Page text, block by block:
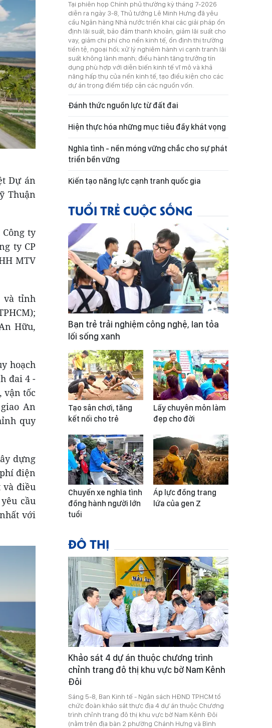
Dự án
Thuận
ty
ty CP
MTV
và tỉnh
Hữu,
hoạch
đai 4 -
vận tốc
An
quy
dựng
điện
và điều
cầu
với
Tại phiên họp Chính phủ thường kỳ tháng 7-2026
diễn ra ngày 3-8, Thủ tướng Lê Minh Hưng đã yêu
cầu Ngân hàng Nhà nước triển khai các giải pháp ổn
định lãi suất, bảo đảm thanh khoản, giảm lãi suất cho
vay, giảm chi phí cho nền kinh tế, ổn định thị trường
tiền tệ, ngoại hối; xử lý nghiêm hành vi cạnh tranh lãi
suất không lành mạnh; điều hành tăng trưởng tín
dụng phù hợp với diễn biến kinh tế vĩ mô và khả
năng hấp thụ của nền kinh tế, tạo điều kiện cho các
dự án trọng điểm tiếp cận các nguồn vốn.
Đánh thức nguồn lực từ đất đai
Hiện thực hóa những mục tiêu đầy khát vọng
Nghĩa tình - nền móng vững chắc cho sự phát
triển bền vững
Kiến tạo năng lực cạnh tranh quốc gia
TUỔI TRẺ CUỘC SỐNG
Bạn trẻ trải nghiệm công nghệ, lan tỏa
lối sống xanh
Tạo sân chơi, tăng
kết nối cho trẻ
Lấy chuyên môn làm
đẹp cho đời
Chuyến xe nghĩa tình
đồng hành người lớn
tuổi
Áp lực đồng trang
lứa của gen Z
ĐÔ THỊ
Khảo sát 4 dự án thuộc chương trình
chỉnh trang đô thị khu vực bờ Nam Kênh
Đôi
Sáng 5-8, Ban Kinh tế - Ngân sách HĐND TPHCM tổ
chức đoàn khảo sát thực địa 4 dự án thuộc Chương
trình chỉnh trang đô thị khu vực bờ Nam Kênh Đôi
(nằm trên địa bàn 2 phường Chánh Hưng và Bình